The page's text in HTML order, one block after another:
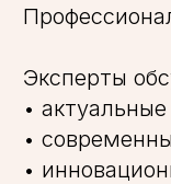
Эксперты
•
•
•